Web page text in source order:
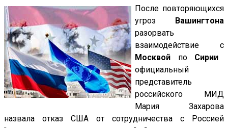
После повторяющихся
угроз
Вашингтона
разорвать
взаимодействие с
Москвой по Сирии
официальный
представитель
российского МИД
Мария Захарова
назвала отказ США от сотрудничества с Россией